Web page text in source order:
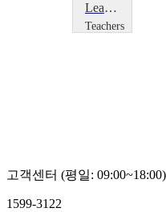
Learning Objectives: Self-Assessment
Teachers
고객센터 (평일: 09:00~18:00)
1599-3122